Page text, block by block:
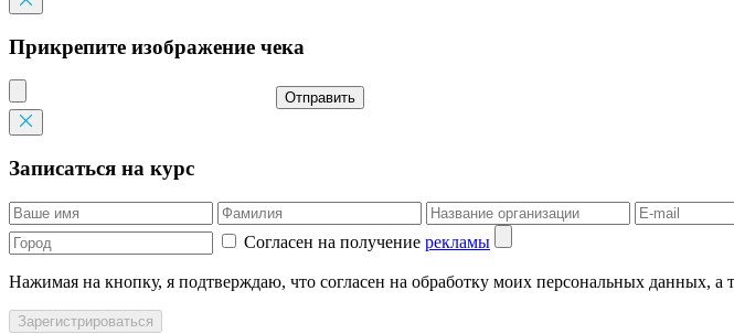
Прикрепите изображение чека
Отправить
Записаться на курс
Согласен на получение рекламы
Нажимая на кнопку, я подтверждаю, что согласен на обработку моих персональных данных, а